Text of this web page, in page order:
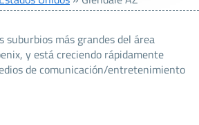
suburbios más grandes del área
y está creciendo rápidamente
de comunicación/entretenimiento